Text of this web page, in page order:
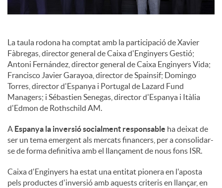
La taula rodona ha comptat amb la participació de Xavier
Fàbregas, director general de Caixa d'Enginyers Gestió;
Antoni Fernández, director general de Caixa Enginyers Vida;
Francisco Javier Garayoa, director de Spainsif; Domingo
Torres, director d'Espanya i Portugal de Lazard Fund
Managers; i Sébastien Senegas, director d'Espanya i Itàlia
d'Edmon de Rothschild AM.
A Espanya la inversió socialment responsable ha deixat de
ser un tema emergent als mercats financers, per a consolidar-
se de forma definitiva amb el llançament de nous fons ISR.
Caixa d'Enginyers ha estat una entitat pionera en l'aposta
pels productes d'inversió amb aquests criteris en llançar, en